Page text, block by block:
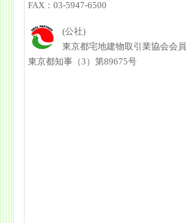
FAX：03-5947-6500
(公社)
東京都宅地建物取引業協会会員
東京都知事（3）第89675号